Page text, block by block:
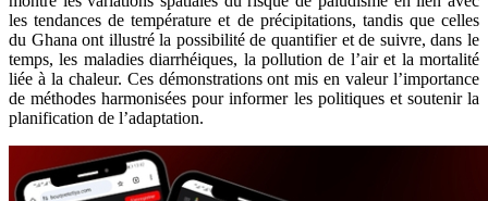
les tendances de température et de précipitations, tandis que celles
du Ghana ont illustré la possibilité de quantifier et de suivre, dans le
temps, les maladies diarrhéiques, la pollution de l’air et la mortalité
liée à la chaleur. Ces démonstrations ont mis en valeur l’importance
de méthodes harmonisées pour informer les politiques et soutenir la
planification de l’adaptation.